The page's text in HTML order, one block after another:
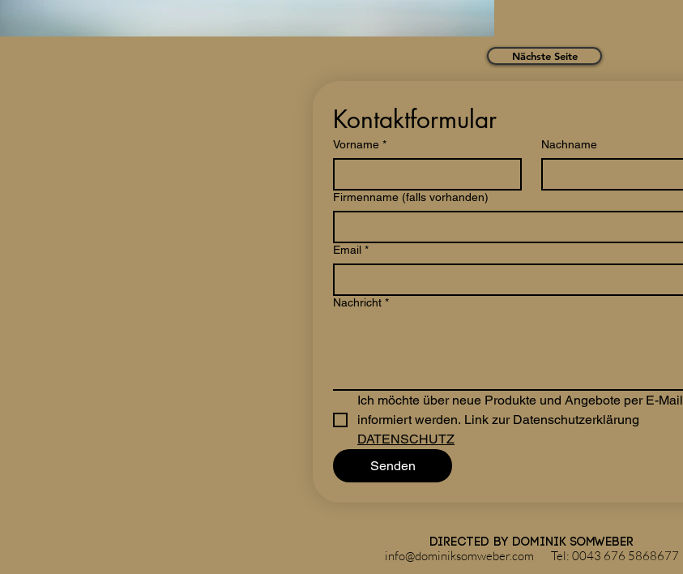
Nächste Seite
Kontaktformular
Vorname * Nachname
Firmenname (falls vorhanden)
Email *
Nachricht *
Ich möchte über neue Produkte und Angebote per E-Mail
DATENSCHUTZ
Senden
directed by Dominik Somweber
info@dominiksomweber.com Tel: 0043 676 5868677